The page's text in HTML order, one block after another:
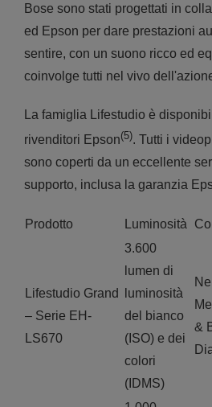
Bose sono stati progettati in
ed Epson per dare prestazioni
sentire, con un suono ricco ed
coinvolge tutti nel vivo
La famiglia Lifestudio è
rivenditori Epson(5). Tutti i
sono coperti da un eccellente
supporto, inclusa la garanzia
Prodotto Luminosità
Lifestudio Grand
– Serie EH-
LS670
3.600
lumen di
luminosità
del bianco
(ISO) e dei
colori
(IDMS)
&